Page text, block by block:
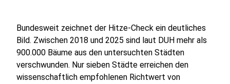
Bundesweit zeichnet der Hitze-Check ein deutliches
Bild. Zwischen 2018 und 2025 sind laut DUH mehr als
900.000 Bäume aus den untersuchten Städten
verschwunden. Nur sieben Städte erreichen den
wissenschaftlich empfohlenen Richtwert von